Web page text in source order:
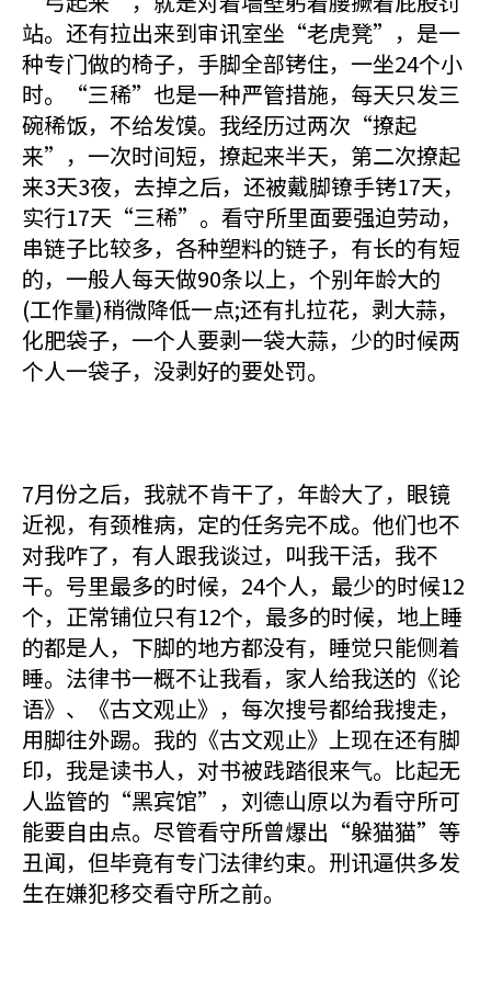
站。还有拉出来到审讯室坐“老虎凳”，是一
种专门做的椅子，手脚全部铐住，一坐24个小
时。“三稀”也是一种严管措施，每天只发三
碗稀饭，不给发馍。我经历过两次“撩起
来”，一次时间短，撩起来半天，第二次撩起
来3天3夜，去掉之后，还被戴脚镣手铐17天，
实行17天“三稀”。看守所里面要强迫劳动，
串链子比较多，各种塑料的链子，有长的有短
的，一般人每天做90条以上，个别年龄大的
(工作量)稍微降低一点;还有扎拉花，剥大蒜，
化肥袋子，一个人要剥一袋大蒜，少的时候两
个人一袋子，没剥好的要处罚。
7月份之后，我就不肯干了，年龄大了，眼镜
近视，有颈椎病，定的任务完不成。他们也不
对我咋了，有人跟我谈过，叫我干活，我不
干。号里最多的时候，24个人，最少的时候12
个，正常铺位只有12个，最多的时候，地上睡
的都是人，下脚的地方都没有，睡觉只能侧着
睡。法律书一概不让我看，家人给我送的《论
语》、《古文观止》，每次搜号都给我搜走，
用脚往外踢。我的《古文观止》上现在还有脚
印，我是读书人，对书被践踏很来气。比起无
人监管的“黑宾馆”，刘德山原以为看守所可
能要自由点。尽管看守所曾爆出“躲猫猫”等
丑闻，但毕竟有专门法律约束。刑讯逼供多发
生在嫌犯移交看守所之前。